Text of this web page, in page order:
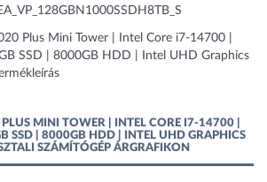
Plus Mini Tower | Intel Core i7-14700 |
SSD | 8000GB HDD | Intel UHD Graphics
MINI TOWER | INTEL CORE I7-14700 |
SSD | 8000GB HDD | INTEL UHD GRAPHICS
SZÁMÍTÓGÉP ÁRGRAFIKON